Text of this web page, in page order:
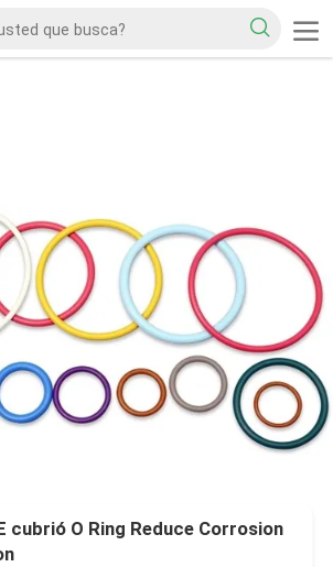
cubrió O Ring Reduce Corrosion